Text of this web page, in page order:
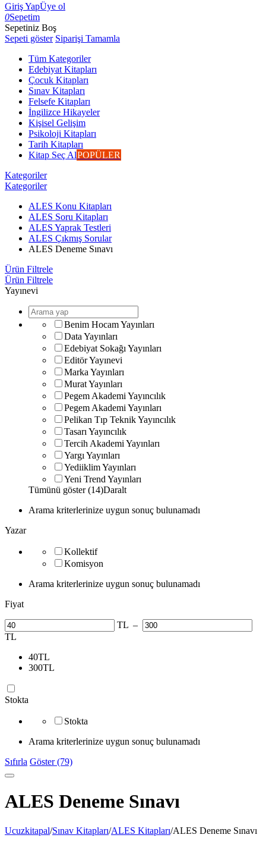
Giriş YapÜye ol
0Sepetim
Sepetiniz Boş
Sepeti göster Siparişi Tamamla
Tüm Kategoriler
Edebiyat Kitapları
Çocuk Kitapları
Sınav Kitapları
Felsefe Kitapları
İngilizce Hikayeler
Kişisel Gelişim
Psikoloji Kitapları
Tarih Kitapları
Kitap Seç AlPOPÜLER
Kategoriler
Kategoriler
ALES Konu Kitapları
ALES Soru Kitapları
ALES Yaprak Testleri
ALES Çıkmış Sorular
ALES Deneme Sınavı
Ürün Filtrele
Ürün Filtrele
Yayınevi
Benim Hocam Yayınları
Data Yayınları
Edebiyat Sokağı Yayınları
Editör Yayınevi
Marka Yayınları
Murat Yayınları
Pegem Akademi Yayıncılık
Pegem Akademi Yayınları
Pelikan Tıp Teknik Yayıncılık
Tasarı Yayıncılık
Tercih Akademi Yayınları
Yargı Yayınları
Yediiklim Yayınları
Yeni Trend Yayınları
Tümünü göster (14)Daralt
Arama kriterlerinize uygun sonuç bulunamadı
Yazar
Kollektif
Komisyon
Arama kriterlerinize uygun sonuç bulunamadı
Fiyat
TL –
TL
40TL
300TL
Stokta
Stokta
Arama kriterlerinize uygun sonuç bulunamadı
Sıfırla Göster (79)
ALES Deneme Sınavı
Ucuzkitapal/Sınav Kitapları/ALES Kitapları/ALES Deneme Sınavı